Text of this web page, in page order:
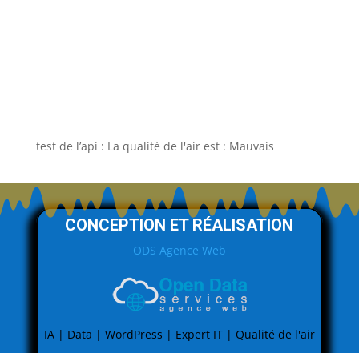
test de l’api : La qualité de l'air est : Mauvais
CONCEPTION ET RÉALISATION
ODS Agence Web
IA | Data | WordPress | Expert IT | Qualité de l'air